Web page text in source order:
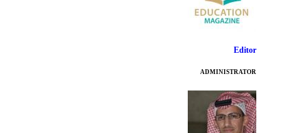
Editor
ADMINISTRATOR